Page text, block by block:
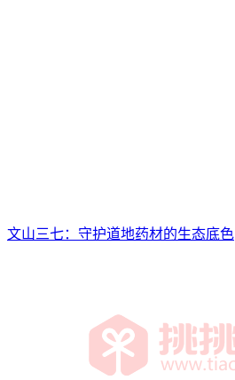
文山三七：守护道地药材的生态底色